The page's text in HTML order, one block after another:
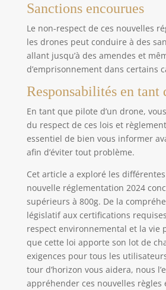
Sanctions encourues
Le non-respect de ces nouvelles
les drones peut conduire à des
allant jusqu’à des amendes et
d’emprisonnement dans certains
Responsabilités en tant
En tant que pilote d’un drone,
du respect de ces lois et
essentiel de bien vous informer
afin d’éviter tout problème.
Cet article a exploré les
nouvelle réglementation 2024
supérieurs à 800g. De la
législatif aux certifications
respect environnemental et la vie
que cette loi apporte son lot de
exigences pour tous les
tour d’horizon vous aidera, nous
appréhender ces nouvelles règles